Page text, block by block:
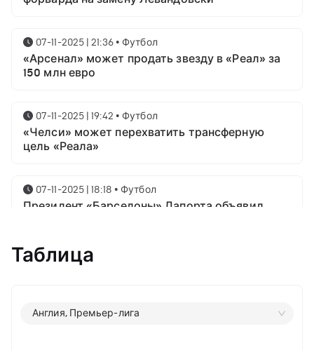
07-11-2025 | 21:36 • Футбол
«Арсенал» может продать звезду в «Реал» за
150 млн евро
07-11-2025 | 19:42 • Футбол
«Челси» может перехватить трансферную
цель «Реала»
07-11-2025 | 18:18 • Футбол
Президент «Барселоны» Лапорта объявил
07-11-2025 | 16:23
ФИФА
Таблица
Англия, Премьер-лига